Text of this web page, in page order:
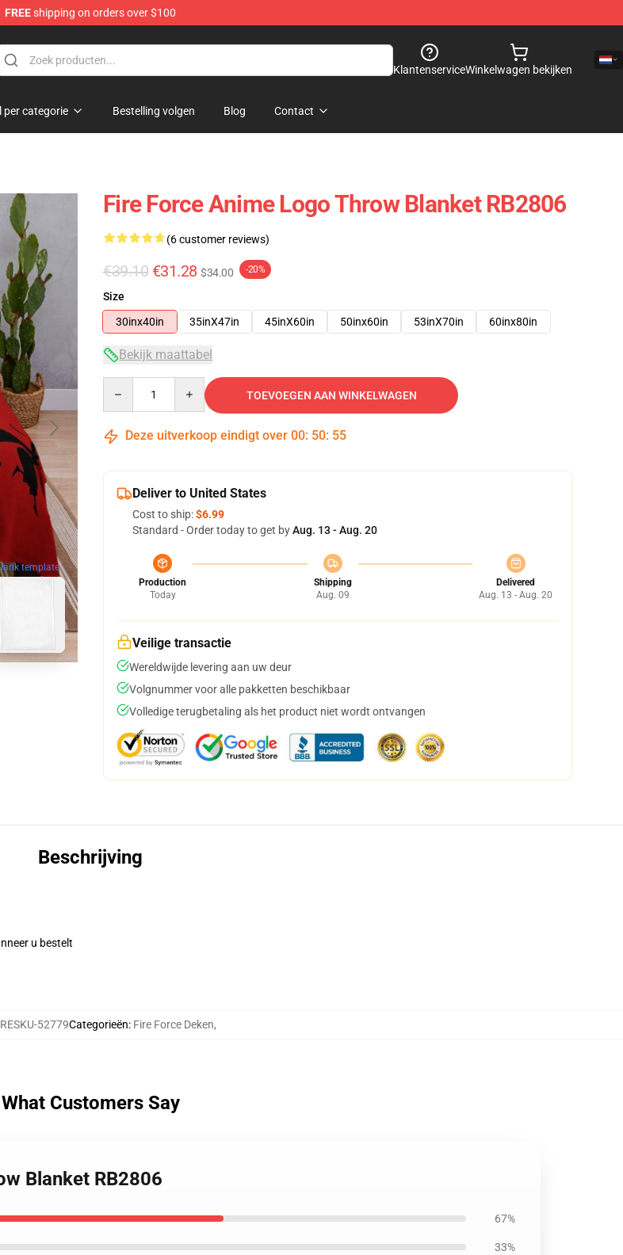
FREEshipping on orders over $100
KlantenserviceWinkelwagen bekijken
per categorie Bestelling volgen Blog Contact
template
Fire Force Anime Logo Throw Blanket RB2806
(6 customer reviews)
€39.10 €31.28 $34.00 -20%
Size
30inx40in
35inX47in 45inX60in 50inx60in 53inX70in 60inx80in
Bekijk maattabel
TOEVOEGEN AAN WINKELWAGEN
Deze uitverkoop eindigt over 00: 50: 54
Deliver to United States
Cost to ship:$6.99
Standard - Order today to get byAug. 13 - Aug. 20
Production
Today
Shipping
Aug. 09
Delivered
Aug. 13 - Aug. 20
Veilige transactie
Wereldwijde levering aan uw deur
Volgnummer voor alle pakketten beschikbaar
Volledige terugbetaling als het product niet wordt ontvangen
Beschrijving
u bestelt
52779Categorieën: Fire Force Deken,
What Customers Say
Blanket RB2806
67%
33%